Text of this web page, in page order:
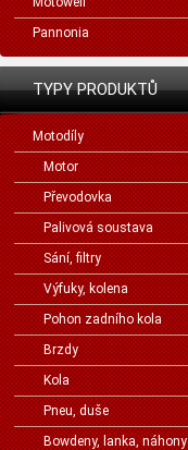
Pannonia
TYPY PRODUKTŮ
Motodíly
Motor
Převodovka
Palivová soustava
Sání, filtry
Výfuky, kolena
Pohon zadního kola
Brzdy
Kola
Pneu, duše
Bowdeny, lanka, náhony